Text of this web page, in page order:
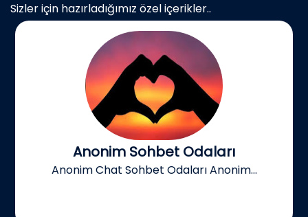
Sizler için hazırladığımız özel içerikler..
Anonim Sohbet Odaları
Anonim Chat Sohbet Odaları Anonim...